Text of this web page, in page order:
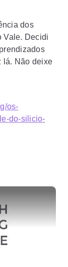
dos
Vale. Decidi
lá. Não deixe
os-
do-silicio-